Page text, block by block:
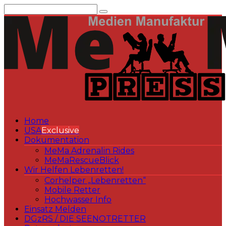
Inhalt
springen
Home
USAExclusive
Dokumentation
MeMa Adrenalin Rides
MeMaRescueBlick
Wir Helfen Lebenretten!
Corhelper „Lebenretten“
Mobile Retter
Hochwasser Info
Einsatz Melden
DGzRS / DIE SEENOTRETTER